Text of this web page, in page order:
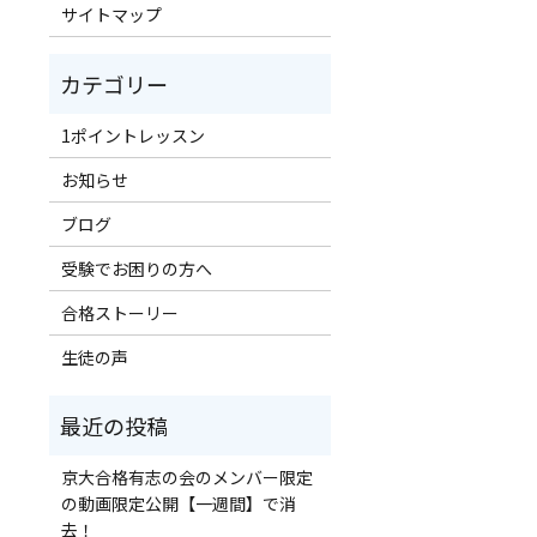
サイトマップ
1ポイントレッスン
お知らせ
ブログ
受験でお困りの方へ
合格ストーリー
生徒の声
京大合格有志の会のメンバー限定
の動画限定公開【一週間】で消
去！